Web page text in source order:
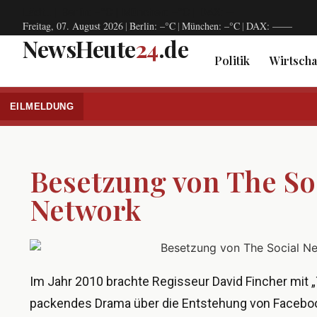
Freitag, 07. August 2026 | Berlin: –°C | München: –°C | DAX: ——
NewsHeute24.de Politik
EILMELDUNG
Besetzung von The
Network
Im Jahr 2010 brachte Regisseur David Fincher mit
packendes Drama über die Entstehung von